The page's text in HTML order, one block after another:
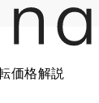
価格解説